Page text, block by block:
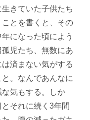
きていた子供たち
とを書くと、その
になった頃によう
児たち、無数にあ
済まない気がする
。なんであんなに
気もする。しか
それに続く3年間